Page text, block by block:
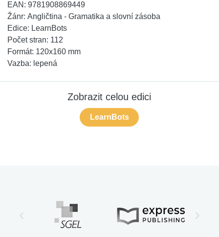
EAN: 9781908869449
Žánr: Angličtina - Gramatika a slovní zásoba
Edice: LearnBots
Počet stran: 112
Formát: 120x160 mm
Vazba: lepená
Zobrazit celou edici
LearnBots